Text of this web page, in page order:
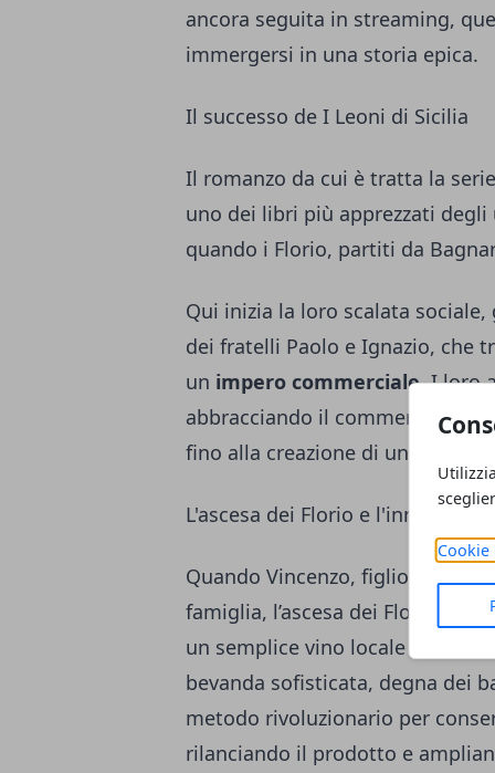
Cookie
ancora seguita in streaming,
immergersi in una storia epica.
Il successo de I Leoni di Sicilia
Il romanzo da cui è tratta la
uno dei libri più apprezzati
quando i Florio, partiti da
Qui inizia la loro scalata sociale,
dei fratelli Paolo e Ignazio, che
un impero commerciale. I loro
abbracciando il commercio
fino alla creazione di una flotta di
L'ascesa dei Florio e l'innovazione
Quando Vincenzo, figlio di
famiglia, l’ascesa dei Florio
un semplice vino locale come il
bevanda sofisticata, degna dei
metodo rivoluzionario per
rilanciando il prodotto e